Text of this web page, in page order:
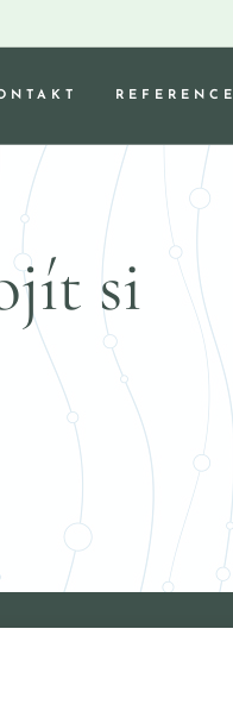
REFERENCE
si